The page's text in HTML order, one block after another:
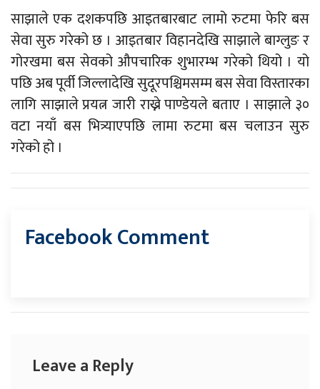
साझाले एक दशकपछि आइतबारबाट लामो रुटमा फेरि बस
सेवा सुरु गरेको छ । आइतबार विहानदेखि साझाले बाग्लुङ र
गोरखमा बस सेवको औपचारिक शुभारम्भ गरेको थियो । यो
पछि अब पूर्वी जिल्लादेखि सुदूरपश्चिमसम्म बस सेवा विस्तारका
लागि साझाले प्रयत्न जारी राख्ने पाण्डेयले बताए । साझाले ३०
वटा नयाँ बस भित्र्याएपछि लामा रुटमा बस चलाउन सुरु
गरेको हो ।
Facebook Comment
Leave a Reply